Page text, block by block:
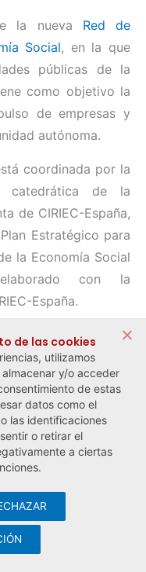
la nueva Red de
Social, en la que
públicas de la
como objetivo la
de empresas y
autónoma.
coordinada por la
catedrática de la
de CIRIEC-España,
Estratégico para
la Economía Social
con la
España.
siguiente →
Social y del Trabajo
privacidad
Visualco
de las cookies
utilizamos
y/o acceder
de estas
datos como el
las identificaciones
o retirar el
a ciertas